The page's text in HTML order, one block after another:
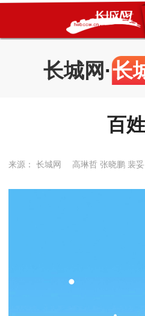
长城网 ·长
百
来源： 长城网 高琳哲 张晓鹏 裴妥